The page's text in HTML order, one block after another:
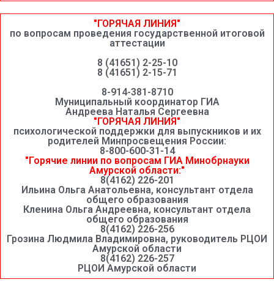
"ГОРЯЧАЯ ЛИНИЯ"
по вопросам проведения государственной итоговой
аттестации
8 (41651) 2-25-10
8 (41651) 2-15-71
8-914-381-8710
Муниципальный координатор ГИА
Андреева Наталья Сергеевна
"ГОРЯЧАЯ ЛИНИЯ"
психологической поддержки для выпускников и их
родителей Минпросвещения России:
8-800-600-31-14
"Горячие линии по вопросам ГИА Минобрнауки
Амурской области:"
8(4162) 226-201
Ильина Ольга Анатольевна, консультант отдела
общего образования
Кленина Ольга Андреевна, консультант отдела
общего образования
8(4162) 226-256
Грозина Людмила Владимировна, руководитель РЦОИ
Амурской области
8(4162) 226-257
РЦОИ Амурской области